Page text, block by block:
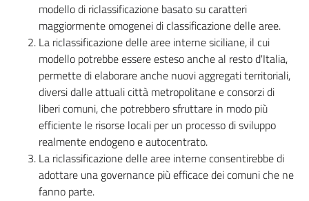
modello di riclassificazione basato su caratteri
maggiormente omogenei di classificazione delle aree.
La riclassificazione delle aree interne siciliane, il cui
modello potrebbe essere esteso anche al resto d'Italia,
permette di elaborare anche nuovi aggregati territoriali,
diversi dalle attuali città metropolitane e consorzi di
liberi comuni, che potrebbero sfruttare in modo più
efficiente le risorse locali per un processo di sviluppo
realmente endogeno e autocentrato.
La riclassificazione delle aree interne consentirebbe di
adottare una governance più efficace dei comuni che ne
fanno parte.